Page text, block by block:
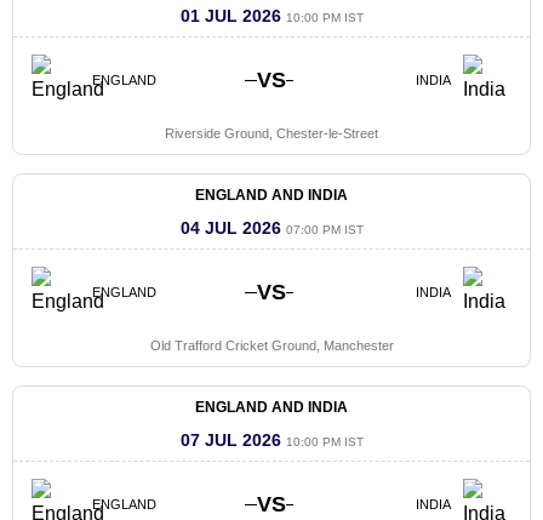
01 JUL 2026 10:00 PM IST
ENGLAND VS INDIA
Riverside Ground, Chester-le-Street
ENGLAND AND INDIA
04 JUL 2026 07:00 PM IST
ENGLAND VS INDIA
Old Trafford Cricket Ground, Manchester
ENGLAND AND INDIA
07 JUL 2026 10:00 PM IST
ENGLAND VS INDIA